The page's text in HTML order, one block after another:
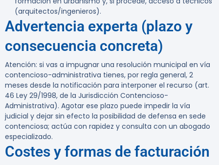
(arquitectos/ingenieros).
Advertencia experta (plazo y
consecuencia concreta)
Atención: si vas a impugnar una resolución municipal en vía
contencioso-administrativa tienes, por regla general, 2
meses desde la notificación para interponer el recurso (art.
46 Ley 29/1998, de la Jurisdicción Contencioso-
Administrativa). Agotar ese plazo puede impedir la vía
judicial y dejar sin efecto la posibilidad de defensa en sede
contenciosa; actúa con rapidez y consulta con un abogado
especializado.
Costes y formas de facturación